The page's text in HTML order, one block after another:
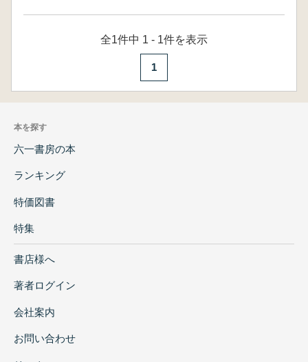
全1件中 1 - 1件を表示
1
本を探す
六一書房の本
ランキング
特価図書
特集
書店様へ
著者ログイン
会社案内
お問い合わせ